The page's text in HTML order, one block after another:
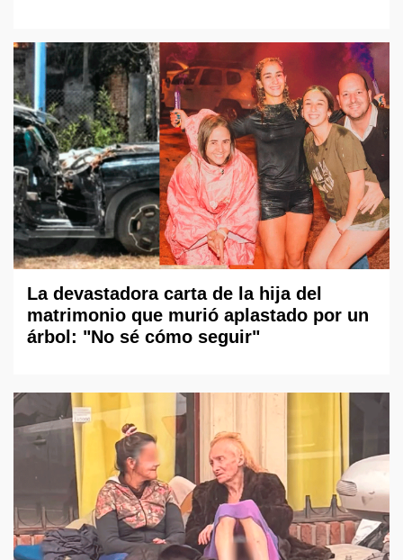
La devastadora carta de la hija del
matrimonio que murió aplastado por un
árbol: "No sé cómo seguir"